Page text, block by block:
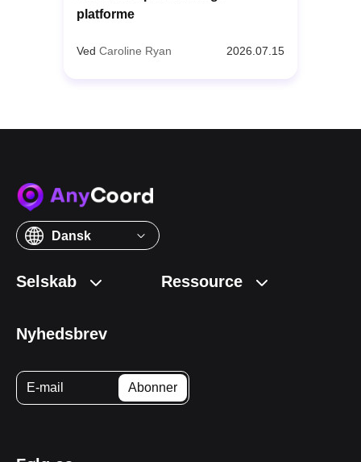
platforme
Ved Caroline Ryan 2026.07.15
Dansk
Selskab Ressource
Nyhedsbrev